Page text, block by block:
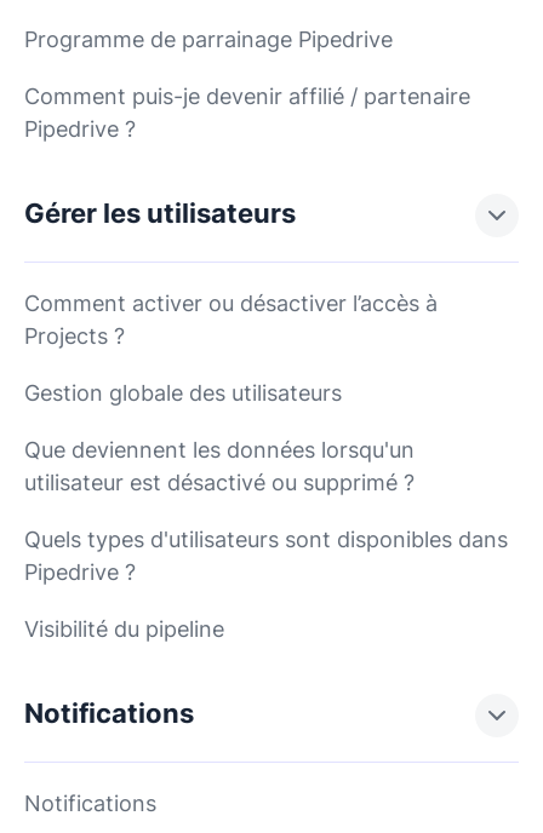
Programme de parrainage Pipedrive
Comment puis-je devenir affilié / partenaire
Pipedrive ?
Gérer les utilisateurs
Comment activer ou désactiver l’accès à
Projects ?
Gestion globale des utilisateurs
Que deviennent les données lorsqu'un
utilisateur est désactivé ou supprimé ?
Quels types d'utilisateurs sont disponibles dans
Pipedrive ?
Visibilité du pipeline
Notifications
Notifications